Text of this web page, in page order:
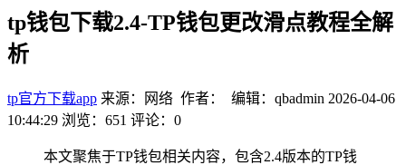
tp钱包下载2.4-TP钱包更改滑点教程全解
析
tp官方下载app 来源：网络 作者： 编辑：qbadmin 2026-04-06
10:44:29 浏览：651 评论：0
本文聚焦于TP钱包相关内容，包含2.4版本的TP钱